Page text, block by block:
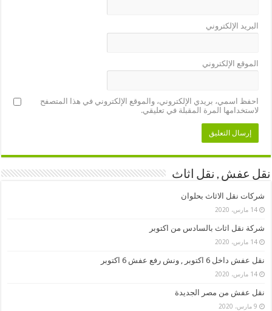
البريد الإلكتروني
الموقع الإلكتروني
احفظ اسمي، بريدي الإلكتروني، والموقع الإلكتروني في هذا المتصفح
لاستخدامها المرة المقبلة في تعليقي.
نقل عفش , نقل اثاث
شركات نقل الاثاث بحلوان
14 مارس، 2020
شركة نقل اثاث بالسادس من اكتوبر
14 مارس، 2020
نقل عفش داخل 6 اكتوبر , ونش رفع عفش 6 اكتوبر
14 مارس، 2020
نقل عفش من مصر الجديدة
9 مارس، 2020